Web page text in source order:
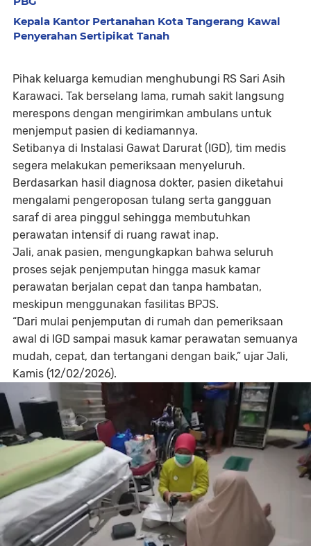
Kepala Kantor Pertanahan Kota Tangerang Kawal
Penyerahan Sertipikat Tanah
Pihak keluarga kemudian menghubungi RS Sari Asih
Karawaci. Tak berselang lama, rumah sakit langsung
merespons dengan mengirimkan ambulans untuk
menjemput pasien di kediamannya.
Setibanya di Instalasi Gawat Darurat (IGD), tim medis
segera melakukan pemeriksaan menyeluruh.
Berdasarkan hasil diagnosa dokter, pasien diketahui
mengalami pengeroposan tulang serta gangguan
saraf di area pinggul sehingga membutuhkan
perawatan intensif di ruang rawat inap.
Jali, anak pasien, mengungkapkan bahwa seluruh
proses sejak penjemputan hingga masuk kamar
perawatan berjalan cepat dan tanpa hambatan,
meskipun menggunakan fasilitas BPJS.
“Dari mulai penjemputan di rumah dan pemeriksaan
awal di IGD sampai masuk kamar perawatan semuanya
mudah, cepat, dan tertangani dengan baik,” ujar Jali,
Kamis (12/02/2026).